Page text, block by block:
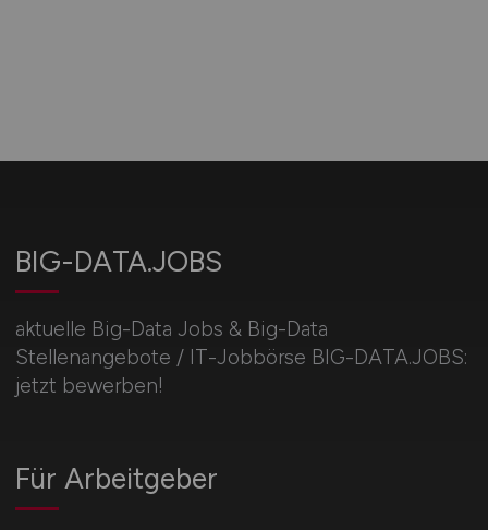
BIG-DATA.JOBS
aktuelle Big-Data Jobs & Big-Data
Stellenangebote / IT-Jobbörse BIG-DATA.JOBS:
jetzt bewerben!
Für Arbeitgeber